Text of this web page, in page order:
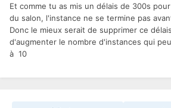
Et comme tu as mis un délais de 300s
du salon, l'instance ne se termine pas
Donc le mieux serait de supprimer ce
d'augmenter le nombre d'instances qui
à 10